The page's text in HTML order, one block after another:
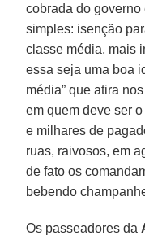
cobrada do
simples: isenção
classe média, mais
essa seja uma boa
média” que atira
em quem deve ser
e milhares de
ruas, raivosos, em
de fato os
bebendo
Os passeadores da